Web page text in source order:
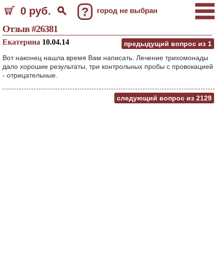
0 руб. ? город не выбран
Отзыв #26381
предыдущий вопрос из 1
Екатерина 10.04.14
Вот наконец нашла время Вам написать. Лечение трихомонады
дало хорошие результаты, три контрольных пробы с провокацией
- отрицательные.
следующий вопрос из 2129